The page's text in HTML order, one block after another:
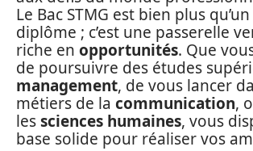
Le Bac STMG est bien plus
diplôme ; c’est une passerelle
riche en opportunités. Que
de poursuivre des études
management, de vous lancer
métiers de la communication,
lessciences humaines, vous
base solide pour réaliser vos